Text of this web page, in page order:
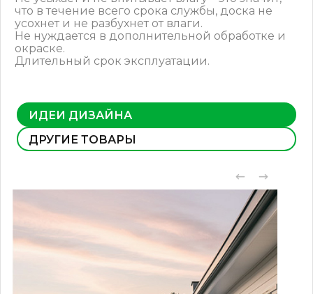
что в течение всего срока службы, доска не
усохнет и не разбухнет от влаги.
Не нуждается в дополнительной обработке и
окраске.
Длительный срок эксплуатации.
ИДЕИ ДИЗАЙНА
ДРУГИЕ ТОВАРЫ